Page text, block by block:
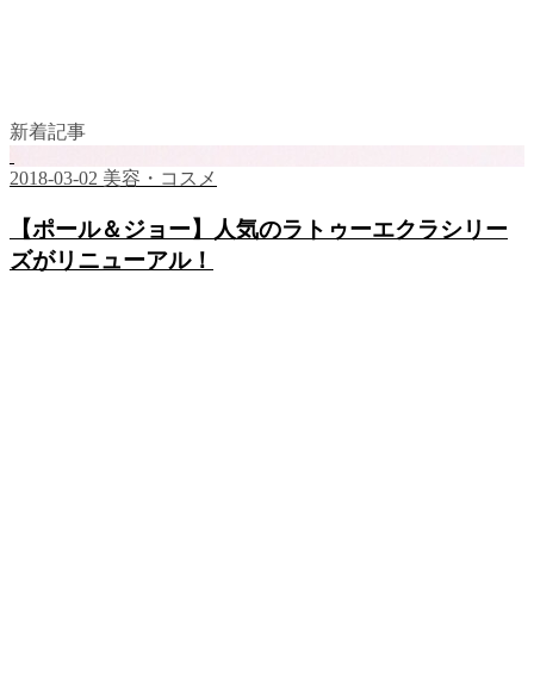
新着記事
2018-03-02 美容・コスメ
【ポール＆ジョー】人気のラトゥーエクラシリー
ズがリニューアル！